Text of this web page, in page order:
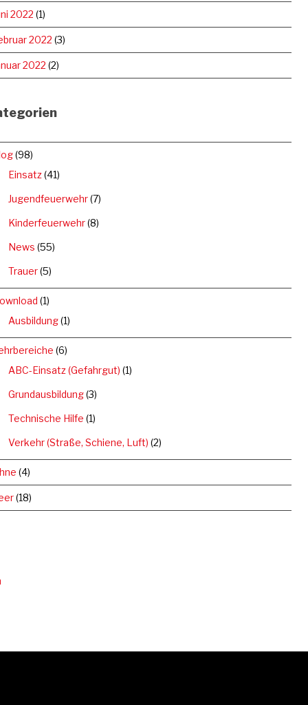
2022 (1)
2022 (3)
2022 (2)
(98)
Einsatz(41)
Jugendfeuerwehr(7)
Kinderfeuerwehr(8)
News (55)
Trauer(5)
(1)
Ausbildung(1)
(6)
ABC-Einsatz (Gefahrgut) (1)
Grundausbildung(3)
Technische Hilfe (1)
Verkehr (Straße, Schiene, Luft) (2)
(4)
(18)